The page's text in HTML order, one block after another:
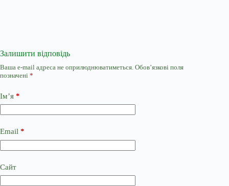
Залишити відповідь
Ваша e-mail адреса не оприлюднюватиметься. Обов’язкові поля
позначені *
Ім’я *
Email *
Сайт